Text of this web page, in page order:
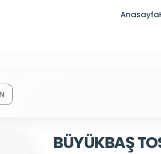
Anasayfa
BÜYÜKBAŞ